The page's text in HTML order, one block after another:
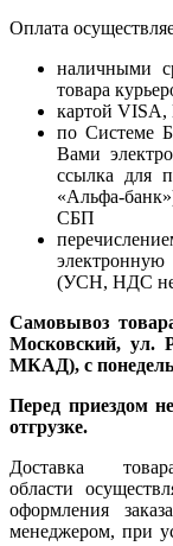
Оплата
наличными
товара
картой
по Системе
Вами
ссылка для
«Альфа-
СБП
(УСН, НДС не
Самовывоз
Московский, ул.
МКАД), с
Перед приездом
отгрузке.
Доставка
области
оформления
менеджером, при